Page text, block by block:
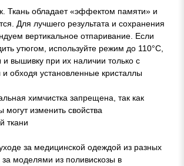
Ткань обладает «эффектом памяти» и
Для лучшего результата и сохранения
вертикальное отпаривание. Если
утюгом, используйте режим до 110°C,
вышивку при их наличии только с
обходя установленные кристаллы
химчистка запрещена, так как
могут изменить свойства
ткани
за медицинской одеждой из разных
за моделями из поливискозы в